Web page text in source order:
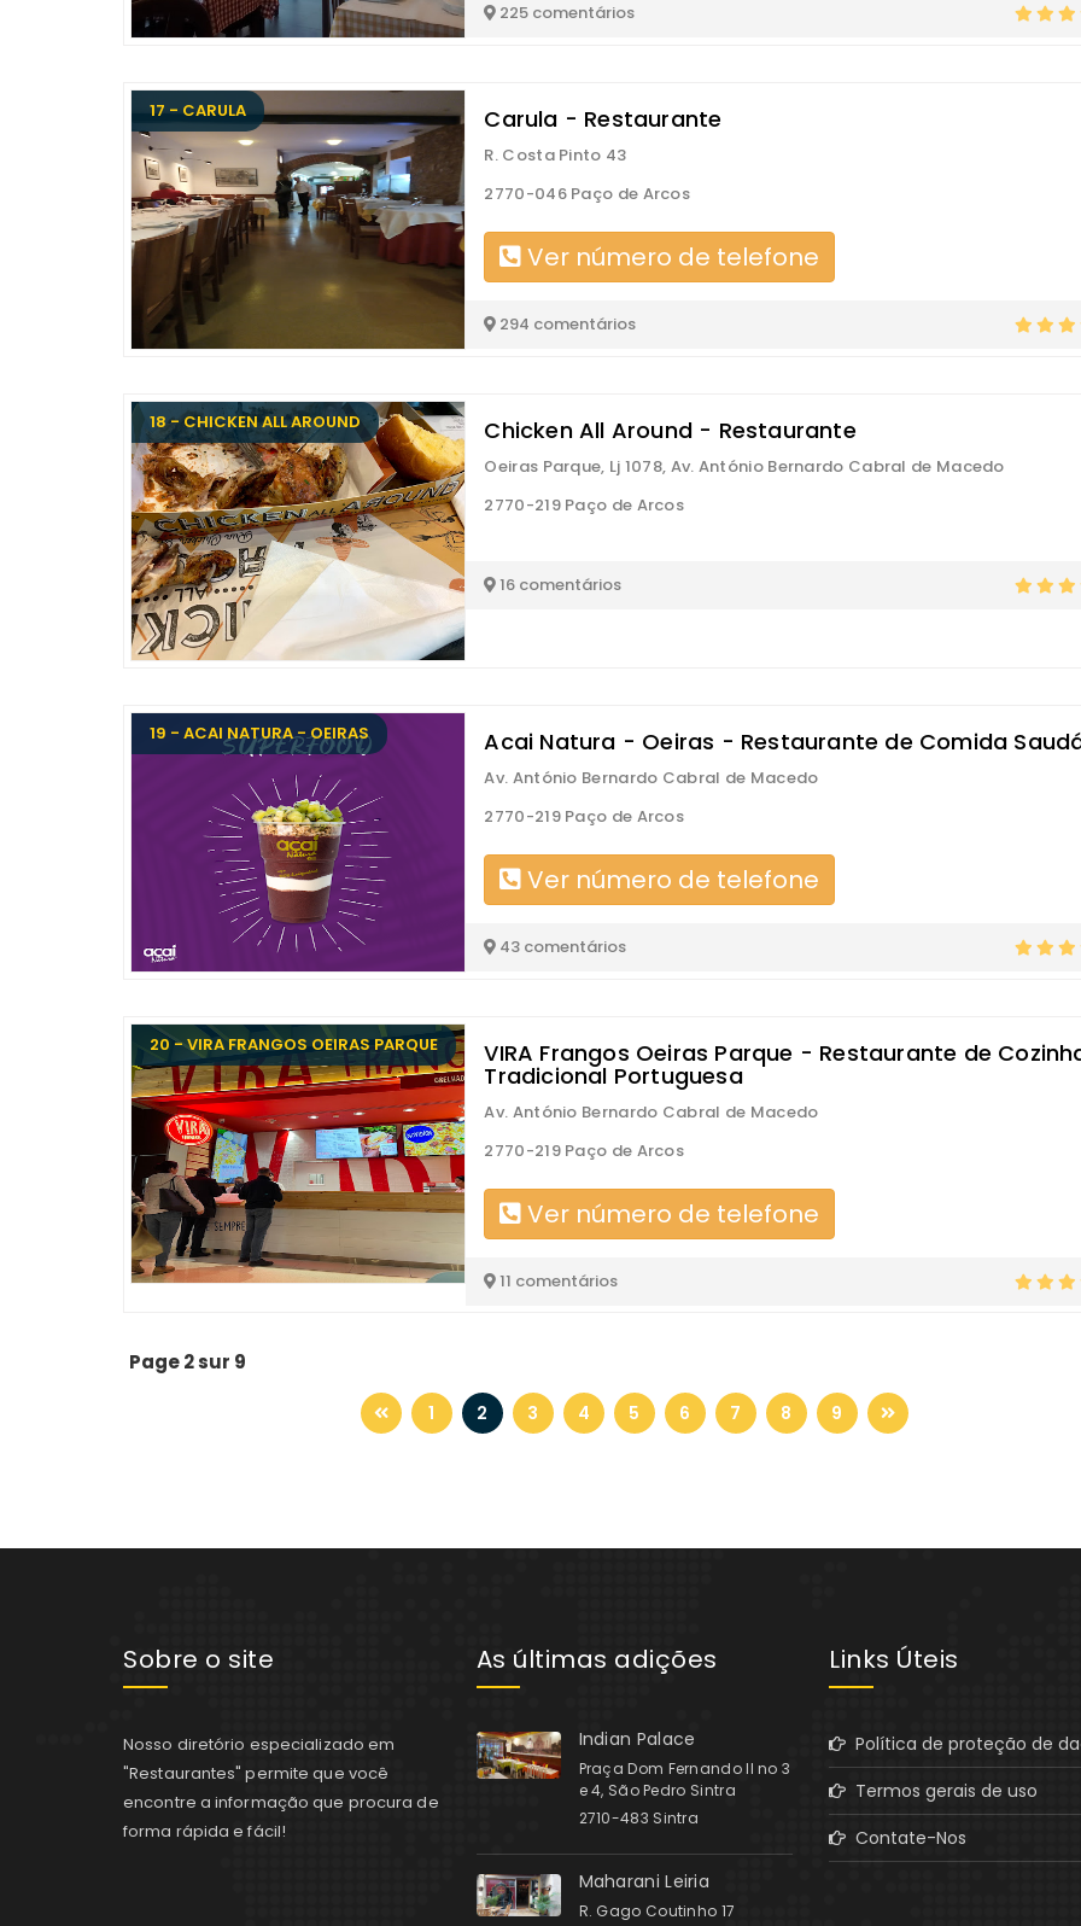
225 comentários
17 - CARULA Carula - Restaurante
R. Costa Pinto 43
2770-046 Paço de Arcos
Ver número de telefone
294 comentários
18 - CHICKEN ALL AROUND Chicken All Around - Restaurante
Oeiras Parque, Lj 1078, Av. António Bernardo Cabral de Macedo
2770-219 Paço de Arcos
16 comentários
19 - ACAI NATURA - OEIRAS Acai Natura - Oeiras - Restaurante de Comida
Av. António Bernardo Cabral de Macedo
2770-219 Paço de Arcos
Ver número de telefone
43 comentários
20 - VIRA FRANGOS OEIRAS PARQUE VIRA Frangos Oeiras Parque - Restaurante de
Tradicional Portuguesa
Av. António Bernardo Cabral de Macedo
2770-219 Paço de Arcos
Ver número de telefone
11 comentários
Page 2 sur 9
1 2 3 4 5 6 7 8 9
Sobre o site
Nosso diretório especializado em
"Restaurantes" permite que você
encontre a informação que procura de
forma rápida e fácil!
As últimas adições
Indian Palace
Praça Dom Fernando II no 3
e 4, São Pedro Sintra
2710-483 Sintra
Maharani Leiria
R. Gago Coutinho 17
Links Úteis
Política de proteção de
Termos gerais de uso
Contate-Nos